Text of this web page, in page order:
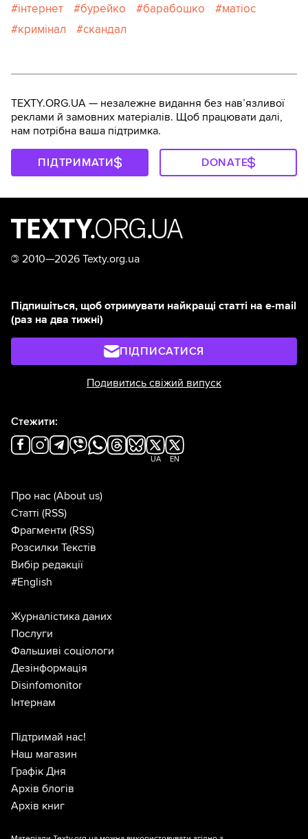
інтернет бурейко барабошко
матіос
кримінал
скандал
TEXTY.ORG.UA — незалежне видання без навʼязливої
реклами й замовних матеріалів. Щоб працювати далі,
нам потрібна ваша підтримка.
ПІДТРИМАТИ DONATE
© 2010—2026 Texty.org.ua
Підпишіться, щоб отримувати найкращі статті на e-mail
(раз на два тижні)
ПІДПИСАТИСЯ
Подивитись свіжий випуск
Стежити:
UA EN
Про нас (About us)
Статті (RSS)
Фрагменти (RSS)
Розсилки Текстів
Вибір редакції
#English
Журналістика даних
Послуги
Фальшиві соціологи
Дезінформація
Disinfomonitor
Інтернам
Підтримай нас!
Наш магазин
Графік Дня
Архів блогів
Архів книг